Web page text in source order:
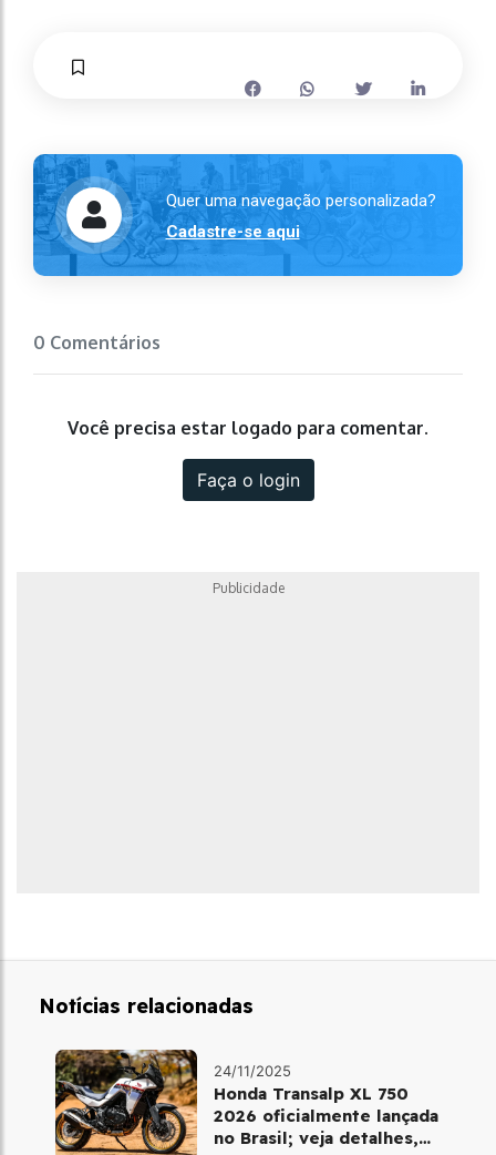
Quer uma navegação personalizada?
Cadastre-se aqui
0 Comentários
Você precisa estar logado para comentar.
Faça o login
Publicidade
Notícias relacionadas
24/11/2025
Honda Transalp XL 750
2026 oficialmente lançada
no Brasil; veja detalhes,